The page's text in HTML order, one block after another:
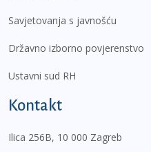
Savjetovanja s javnošću
Državno izborno povjerenstvo
Ustavni sud RH
Kontakt
Ilica 256B, 10 000 Zagreb